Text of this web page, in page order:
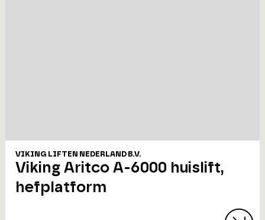
VIKING LIFTEN NEDERLAND B.V.
Viking Aritco A-6000 huislift,
hefplatform